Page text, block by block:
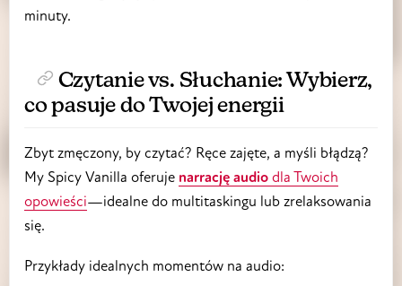
minuty.
Czytanie vs. Słuchanie: Wybierz,
co pasuje do Twojej energii
Zbyt zmęczony, by czytać? Ręce zajęte, a myśli błądzą?
My Spicy Vanilla oferuje narrację audio dla Twoich
opowieści—idealne do multitaskingu lub zrelaksowania
się.
Przykłady idealnych momentów na audio: